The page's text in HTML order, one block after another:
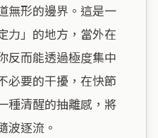
無形的邊界。這是一
力」的地方，當外在
反而能透過極度集中
必要的干擾，在快節
種清醒的抽離感，將
波逐流。